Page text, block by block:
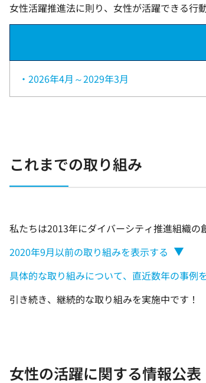
女性活躍推進法に則り、女性が活躍できる行
・2026年4月～2029年3月
これまでの取り組み
私たちは2013年にダイバーシティ推進組織の
2020年9月以前の取り組みを表示する
具体的な取り組みについて、直近数年の事例
引き続き、継続的な取り組みを実施中です！
女性の活躍に関する情報公表